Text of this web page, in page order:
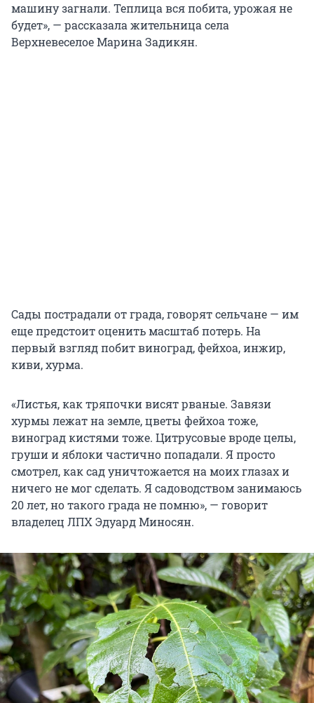
машину загнали. Теплица вся побита, урожая не
будет», — рассказала жительница села
Верхневеселое Марина Задикян.
Сады пострадали от града, говорят сельчане — им
еще предстоит оценить масштаб потерь. На
первый взгляд побит виноград, фейхоа, инжир,
киви, хурма.
«Листья, как тряпочки висят рваные. Завязи
хурмы лежат на земле, цветы фейхоа тоже,
виноград кистями тоже. Цитрусовые вроде целы,
груши и яблоки частично попадали. Я просто
смотрел, как сад уничтожается на моих глазах и
ничего не мог сделать. Я садоводством занимаюсь
20 лет, но такого града не помню», — говорит
владелец ЛПХ Эдуард Миносян.